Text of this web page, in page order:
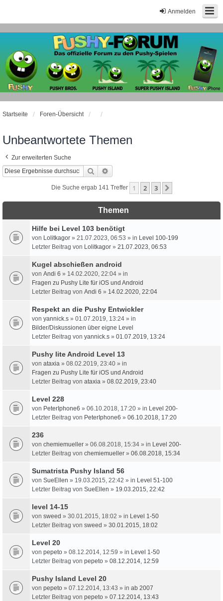
Anmelden
Startseite Foren-Übersicht
Unbeantwortete Themen
Zur erweiterten Suche
Suche
Die Suche ergab 141 Treffer 1 2 3
Themen
Hilfe bei Level 103 benötigt
von Lolitkagor » 21.07.2023, 06:53 » in Level 100-199
Letzter Beitrag von Lolitkagor » 21.07.2023, 06:53
Kugel abschießen android
von Andi 6 » 14.02.2020, 22:04 » in
Fragen zu Pushy Lite für iOS und Android
Letzter Beitrag von Andi 6 » 14.02.2020, 22:04
Respekt an die Pushy Entwickler
von yannick.s » 01.07.2019, 13:24 » in
Bilder/Diskussionen über eigne Level
Letzter Beitrag von yannick.s » 01.07.2019, 13:24
Pushy lite Android Level 13
von ataxia » 08.02.2019, 23:40 » in
Fragen zu Pushy Lite für iOS und Android
Letzter Beitrag von ataxia » 08.02.2019, 23:40
Level 228
von PeterIphone6 » 06.10.2018, 17:20 » in Level 200-
Letzter Beitrag von PeterIphone6 » 06.10.2018, 17:20
236
von chemiemueller » 06.08.2018, 15:34 » in Level 200-
Letzter Beitrag von chemiemueller » 06.08.2018, 15:34
Sumatrista Pushy Island 56
von SueEllen » 19.03.2015, 22:42 » in Level 51-100
Letzter Beitrag von SueEllen » 19.03.2015, 22:42
level 14-15
von sweed » 30.01.2015, 18:02 » in Level 1-50
Letzter Beitrag von sweed » 30.01.2015, 18:02
Level 20
von pepeto » 08.12.2014, 12:59 » in Level 1-50
Letzter Beitrag von pepeto » 08.12.2014, 12:59
Pushy Island Level 20
von pepeto » 07.12.2014, 13:43 » in ab 2007
Letzter Beitrag von pepeto » 07.12.2014, 13:43